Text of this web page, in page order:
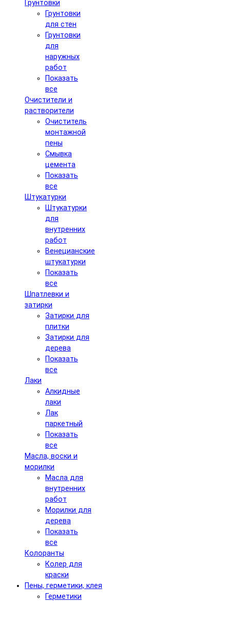
Грунтовки
Грунтовки
для стен
Грунтовки
для
наружных
работ
Показать
все
Очистители и
растворители
Очиститель
монтажной
пены
Смывка
цемента
Показать
все
Штукатурки
Штукатурки
для
внутренних
работ
Венецианские
штукатурки
Показать
все
Шпатлевки и
затирки
Затирки для
плитки
Затирки для
дерева
Показать
все
Лаки
Алкидные
лаки
Лак
паркетный
Показать
все
Масла, воски и
морилки
Масла для
внутренних
работ
Морилки для
дерева
Показать
все
Колоранты
Колер для
краски
Пены, герметики, клея
Герметики